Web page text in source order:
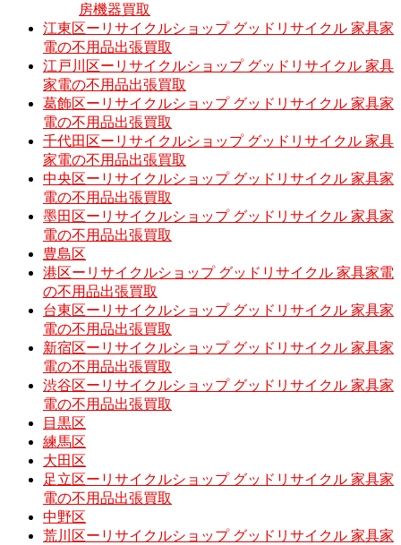
房機器買取
江東区ーリサイクルショップ グッドリサイクル 家具家
電の不用品出張買取
江戸川区ーリサイクルショップ グッドリサイクル 家具
家電の不用品出張買取
葛飾区ーリサイクルショップ グッドリサイクル 家具家
電の不用品出張買取
千代田区ーリサイクルショップ グッドリサイクル 家具
家電の不用品出張買取
中央区ーリサイクルショップ グッドリサイクル 家具家
電の不用品出張買取
墨田区ーリサイクルショップ グッドリサイクル 家具家
電の不用品出張買取
豊島区
港区ーリサイクルショップ グッドリサイクル 家具家電
の不用品出張買取
台東区ーリサイクルショップ グッドリサイクル 家具家
電の不用品出張買取
新宿区ーリサイクルショップ グッドリサイクル 家具家
電の不用品出張買取
渋谷区ーリサイクルショップ グッドリサイクル 家具家
電の不用品出張買取
目黒区
練馬区
大田区
足立区ーリサイクルショップ グッドリサイクル 家具家
電の不用品出張買取
中野区
荒川区ーリサイクルショップ グッドリサイクル 家具家